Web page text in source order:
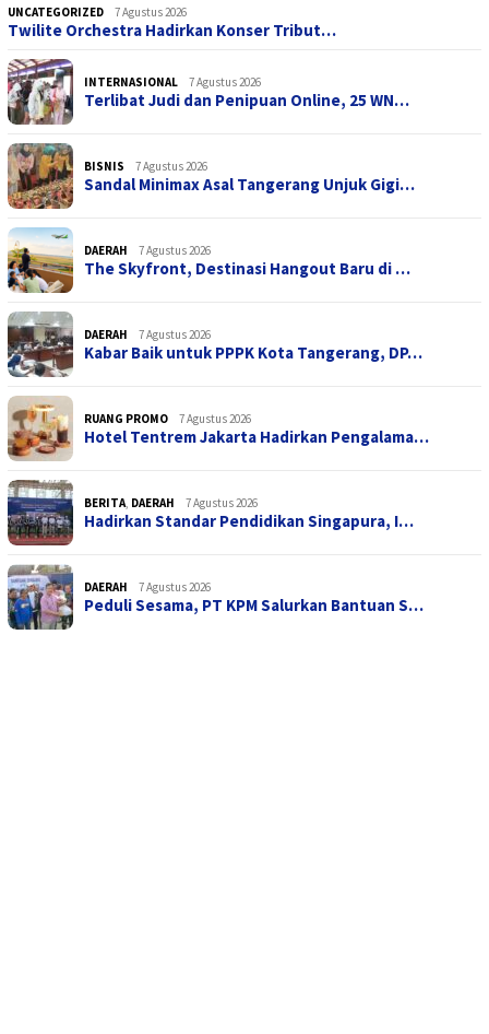
UNCATEGORIZED 7 Agustus 2026
Twilite Orchestra Hadirkan Konser Tribut…
INTERNASIONAL 7 Agustus 2026
Terlibat Judi dan Penipuan Online, 25 WN…
BISNIS 7 Agustus 2026
Sandal Minimax Asal Tangerang Unjuk Gigi…
DAERAH 7 Agustus 2026
The Skyfront, Destinasi Hangout Baru di …
DAERAH 7 Agustus 2026
Kabar Baik untuk PPPK Kota Tangerang, DP…
RUANG PROMO 7 Agustus 2026
Hotel Tentrem Jakarta Hadirkan Pengalama…
BERITA, DAERAH 7 Agustus 2026
Hadirkan Standar Pendidikan Singapura, I…
DAERAH 7 Agustus 2026
Peduli Sesama, PT KPM Salurkan Bantuan S…